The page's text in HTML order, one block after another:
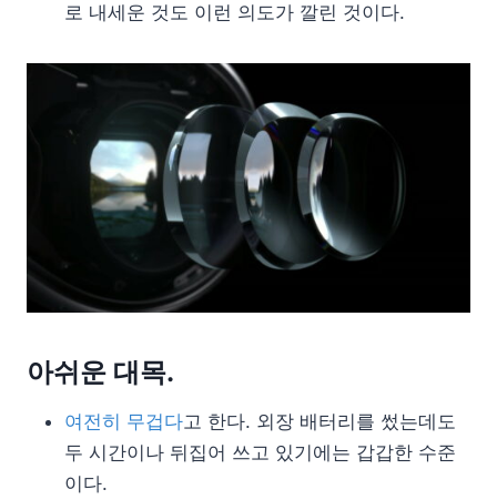
로 내세운 것도 이런 의도가 깔린 것이다.
아쉬운 대목.
여전히 무겁다고 한다. 외장 배터리를 썼는데도
두 시간이나 뒤집어 쓰고 있기에는 갑갑한 수준
이다.